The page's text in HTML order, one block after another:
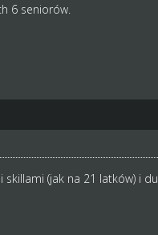
6 seniorów.
(jak na 21 latków) i